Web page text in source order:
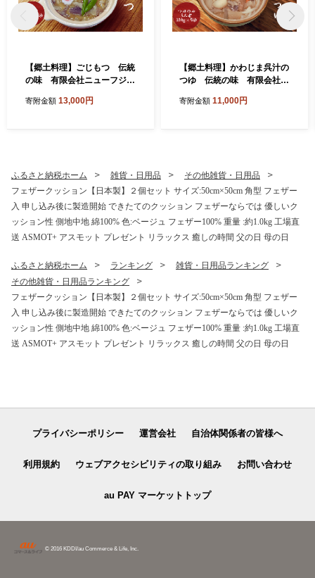
【郷土料理】ごじもつ 伝統
の味 有限会社ニューフジサ
寄附金額 13,000円
【郷土料理】かわじま呉汁の
つゆ 伝統の味 有限会社ニ
寄附金額 11,000円
ふるさと納税ホーム 雑貨・日用品
その他雑貨・日用品
フェザークッション【日本製】２個セット サイズ:50cm×50cm 角型 フェザー
入 申し込み後に製造開始 できたてのクッション フェザーならでは 優しいク
ッション性 側地中地 綿100% 色:ベージュ フェザー100% 重量 :約1.0kg 工場直
送 ASMOT+ アスモット プレゼント リラックス 癒しの時間 父の日 母の日
ふるさと納税ホーム ランキング
雑貨・日用品ランキング
その他雑貨・日用品ランキング
フェザークッション【日本製】２個セット サイズ:50cm×50cm 角型 フェザー
入 申し込み後に製造開始 できたてのクッション フェザーならでは 優しいク
ッション性 側地中地 綿100% 色:ベージュ フェザー100% 重量 :約1.0kg 工場直
送 ASMOT+ アスモット プレゼント リラックス 癒しの時間 父の日 母の日
プライバシーポリシー 運営会社 自治体関係者の皆様へ
利用規約 ウェブアクセシビリティの取り組み お問い合わせ
au PAY マーケットトップ
© 2016 KDDI/au Commerce & Life, Inc.